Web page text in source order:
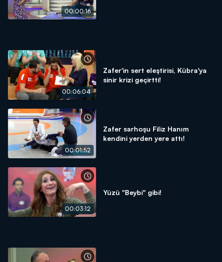
00:00:16
00:06:04
Zafer'in sert eleştirisi, Kübra'ya
sinir krizi geçirtti!
00:01:52
Zafer sarhoşu Filiz Hanım
kendini yerden yere attı!
00:03:12
Yüzü "Beybi" gibi!